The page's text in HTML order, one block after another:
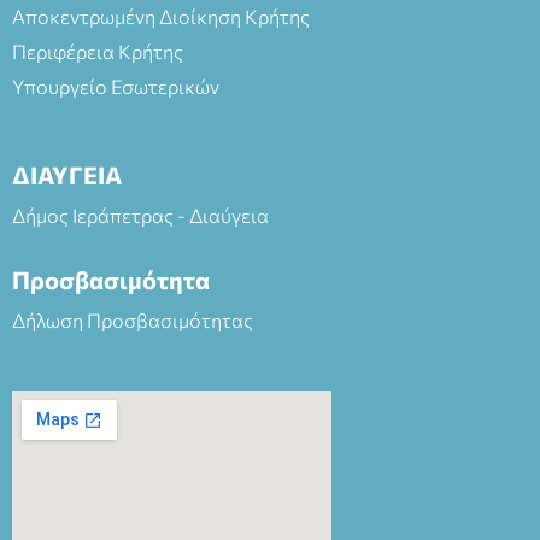
Αποκεντρωμένη Διοίκηση Κρήτης
Περιφέρεια Κρήτης
Υπουργείο Εσωτερικών
ΔΙΑΥΓΕΙΑ
Δήμος Ιεράπετρας - Διαύγεια
Προσβασιμότητα
Δήλωση Προσβασιμότητας